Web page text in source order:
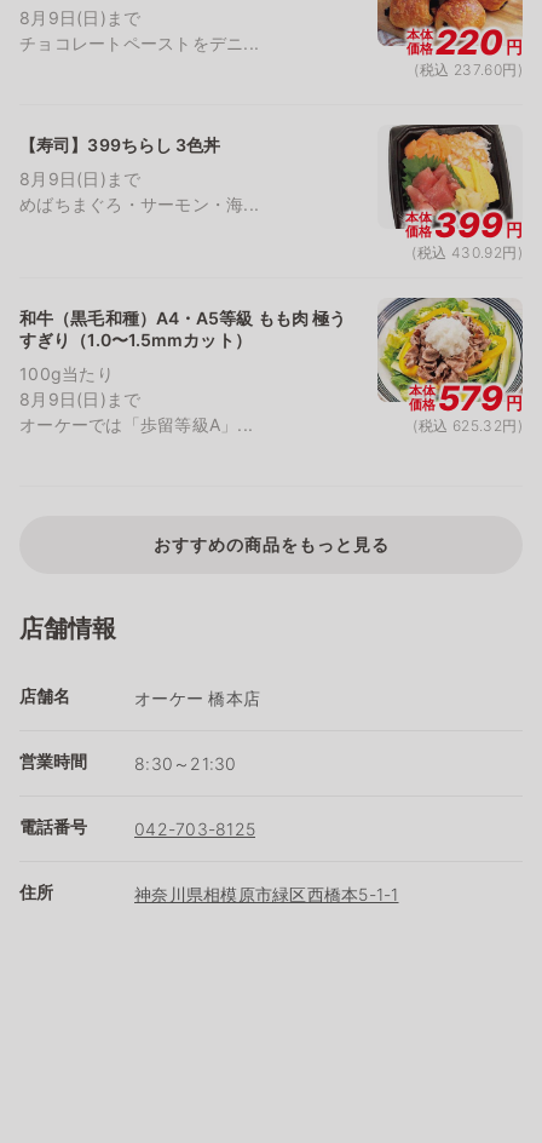
8月9日(日)まで
チョコレートペーストをデニ...
本体
価格220円
(税込 237.60円)
【寿司】399ちらし 3色丼
8月9日(日)まで
めばちまぐろ・サーモン・海...
本体
価格399円
(税込 430.92円)
和牛（黒毛和種）A4・A5等級 もも肉 極う
すぎり（1.0〜1.5mmカット）
100g当たり
8月9日(日)まで
オーケーでは「歩留等級A」...
本体
価格579円
(税込 625.32円)
おすすめの商品をもっと見る
店舗情報
店舗名 オーケー 橋本店
営業時間 8:30～21:30
電話番号 042-703-8125
住所 神奈川県相模原市緑区西橋本5-1-1